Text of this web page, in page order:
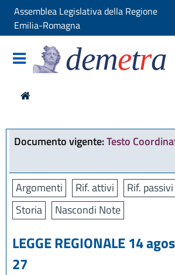
Assemblea Legislativa della Regione
Emilia-Romagna
demetra
Documento vigente:Testo
Argomenti Rif. attivi Rif. passivi
Storia
Nascondi Note
LEGGE REGIONALE 14
27